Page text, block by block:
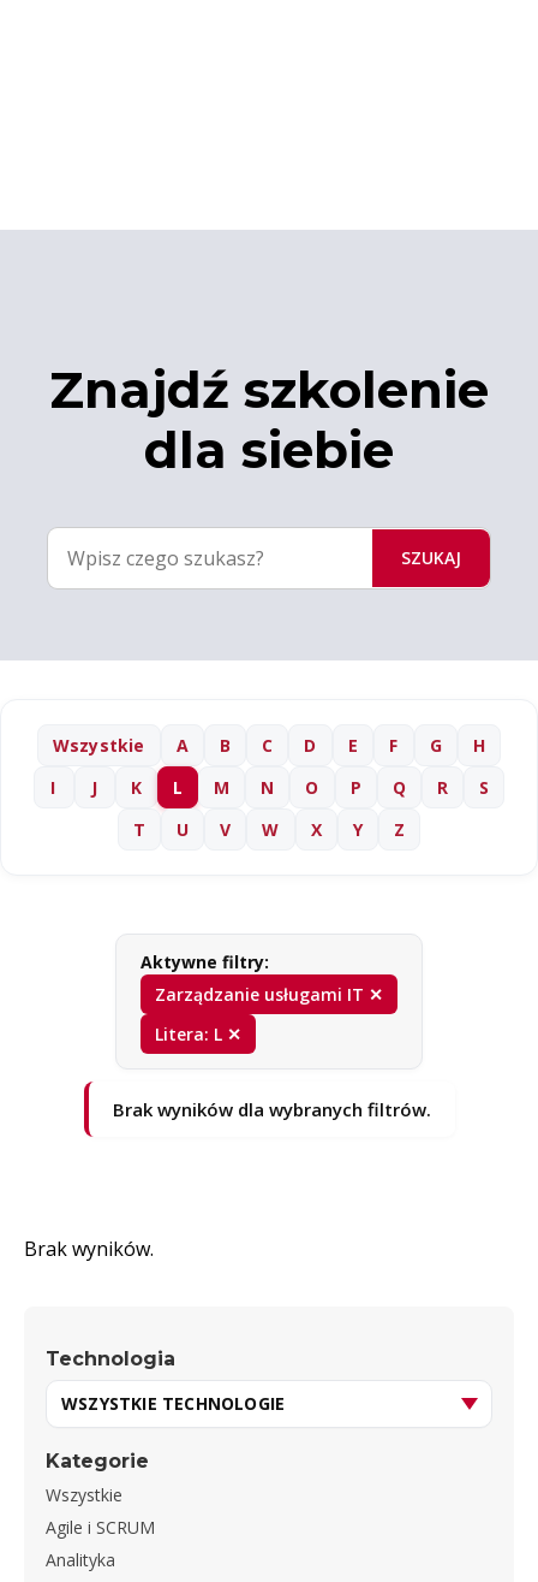
Znajdź szkolenie
dla siebie
SZUKAJ
Wszystkie A B C D E F G
H
I
J K L M N O P Q R
S
T
U V W X Y Z
Aktywne filtry:
Zarządzanie usługami IT ✕
Litera: L ✕
Brak wyników dla wybranych filtrów.
Brak wyników.
Technologia
Kategorie
Wszystkie
Agile i SCRUM
Analityka